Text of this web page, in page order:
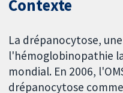
Contexte
La drépanocytose,
l'hémoglobinopathie
mondial. En 2006,
drépanocytose